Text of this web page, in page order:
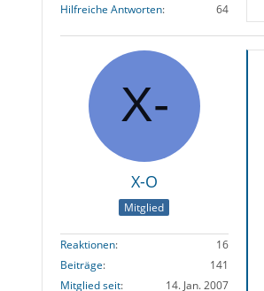
Hilfreiche Antworten
64
X-O
Mitglied
Reaktionen
16
Beiträge
141
Mitglied seit
14. Jan. 2007